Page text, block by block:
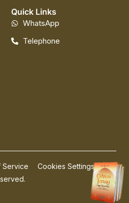
Quick Links
WhatsApp
Telephone
Service Cookies Settings